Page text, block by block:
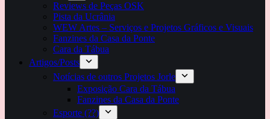
Reviews de Peças OSK
Pista da Ucrânia
WEW Artes – Serviços e Projetos Gráficos e Visuais
Fanzines da Casa da Ponte
Cara da Tábua
Artigos/Posts
Notícias de outros Projetos Jorle
Exposição Cara da Tábua
Fanzines da Casa da Ponte
Esporte (??)